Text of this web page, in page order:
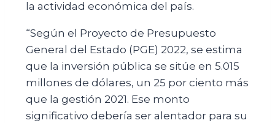
la actividad económica del país.
“Según el Proyecto de Presupuesto
General del Estado (PGE) 2022, se estima
que la inversión pública se sitúe en 5.015
millones de dólares, un 25 por ciento más
que la gestión 2021. Ese monto
significativo debería ser alentador para su